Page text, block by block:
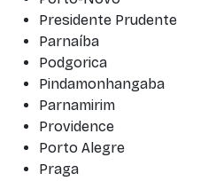
Presidente Prudente
Parnaíba
Podgorica
Pindamonhangaba
Parnamirim
Providence
Porto Alegre
Praga